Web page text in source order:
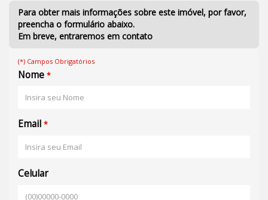
Para obter mais informações sobre este imóvel, por favor,
preencha o formulário abaixo.
Em breve, entraremos em contato
(*) Campos Obrigatórios
Nome *
Email *
Celular